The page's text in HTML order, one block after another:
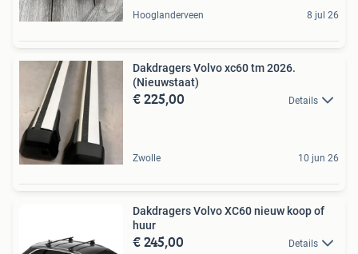
Hooglanderveen 8 jul 26
Dakdragers Volvo xc60 tm 2026.
(Nieuwstaat)
€ 225,00 Details
Zwolle 10 jun 26
Dakdragers Volvo XC60 nieuw koop of
huur
€ 245,00 Details